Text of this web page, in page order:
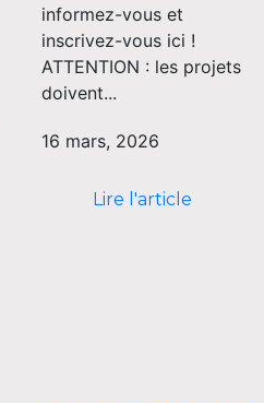
informez-vous et
inscrivez-vous ici !
ATTENTION : les projets
doivent...
16 mars, 2026
Lire l'article